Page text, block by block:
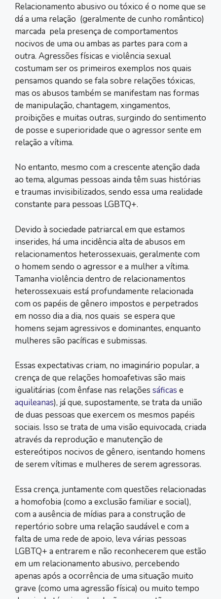
Relacionamento abusivo ou tóxico é o nome que se
dá a uma relação (geralmente de cunho romântico)
marcada pela presença de comportamentos
nocivos de uma ou ambas as partes para com a
outra. Agressões físicas e violência sexual
costumam ser os primeiros exemplos nos quais
pensamos quando se fala sobre relações tóxicas,
mas os abusos também se manifestam nas formas
de manipulação, chantagem, xingamentos,
proibições e muitas outras, surgindo do sentimento
de posse e superioridade que o agressor sente em
relação a vítima.
No entanto, mesmo com a crescente atenção dada
ao tema, algumas pessoas ainda têm suas histórias
e traumas invisibilizados, sendo essa uma realidade
constante para pessoas LGBTQ+.
Devido à sociedade patriarcal em que estamos
inserides, há uma incidência alta de abusos em
relacionamentos heterossexuais, geralmente com
o homem sendo o agressor e a mulher a vítima.
Tamanha violência dentro de relacionamentos
heterossexuais está profundamente relacionada
com os papéis de gênero impostos e perpetrados
em nosso dia a dia, nos quais se espera que
homens sejam agressivos e dominantes, enquanto
mulheres são pacíficas e submissas.
Essas expectativas criam, no imaginário popular, a
crença de que relações homoafetivas são mais
igualitárias (com ênfase nas relações sáficas e
aquileanas), já que, supostamente, se trata da união
de duas pessoas que exercem os mesmos papéis
sociais. Isso se trata de uma visão equivocada, criada
através da reprodução e manutenção de
estereótipos nocivos de gênero, isentando homens
de serem vítimas e mulheres de serem agressoras.
Essa crença, juntamente com questões relacionadas
a homofobia (como a exclusão familiar e social),
com a ausência de mídias para a construção de
repertório sobre uma relação saudável e com a
falta de uma rede de apoio, leva várias pessoas
LGBTQ+ a entrarem e não reconhecerem que estão
em um relacionamento abusivo, percebendo
apenas após a ocorrência de uma situação muito
grave (como uma agressão física) ou muito tempo